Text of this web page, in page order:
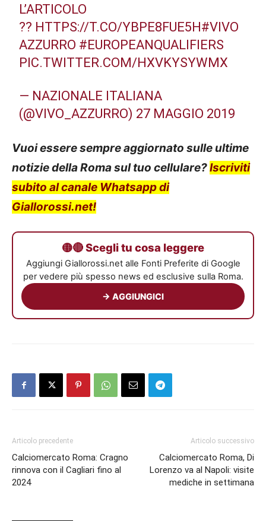
L’ARTICOLO
?? HTTPS://T.CO/YBPE8FUE5H#VIVO
AZZURRO #EUROPEANQUALIFIERS
PIC.TWITTER.COM/HXVKYSYWMX
— NAZIONALE ITALIANA
(@VIVO_AZZURRO) 27 MAGGIO 2019
Vuoi essere sempre aggiornato sulle ultime
notizie della Roma sul tuo cellulare?Iscriviti
subito al canale Whatsapp di
Giallorossi.net!
🟡🔴 Scegli tu cosa leggere
Aggiungi Giallorossi.net alle Fonti Preferite di Google
per vedere più spesso news ed esclusive sulla Roma.
→ AGGIUNGICI
Articolo precedente
Calciomercato Roma: Cragno
rinnova con il Cagliari fino al
2024
Articolo successivo
Calciomercato Roma, Di
Lorenzo va al Napoli: visite
mediche in settimana